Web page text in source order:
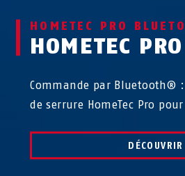
HOMETEC PRO
HOMETEC
Commande par Bluetooth®
de serrure HomeTec Pro
DÉCOUVRIR